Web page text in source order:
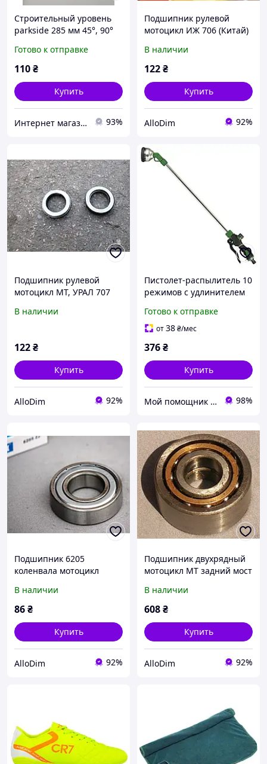
Строительный уровень
parkside 285 мм 45°, 90°
Готово к отправке
110₴
Купить
Интернет магазин ''Опторг'' 93%
Подшипник рулевой
мотоцикл ИЖ 706 (Китай)
В наличии
122₴
Купить
AlloDim 92%
Подшипник рулевой
мотоцикл МТ, УРАЛ 707
В наличии
122₴
Купить
AlloDim 92%
Пистолет-распылитель 10
режимов с удлинителем
GRAD (5012155)
Готово к отправке
от38₴/мес
376₴
Купить
Мой помощник - интернет магазин 98%
Подшипник 6205
коленвала мотоцикл
В наличии
86₴
Купить
AlloDim 92%
Подшипник двухрядный
мотоцикл МТ задний мост
В наличии
608₴
Купить
AlloDim 92%